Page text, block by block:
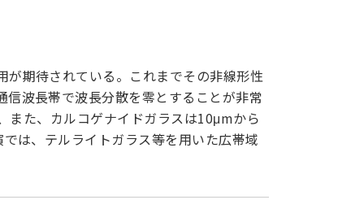
期待されている。これまでその非線形性
波長帯で波長分散を零とすることが非常
また、カルコゲナイドガラスは10μmから
は、テルライトガラス等を用いた広帯域